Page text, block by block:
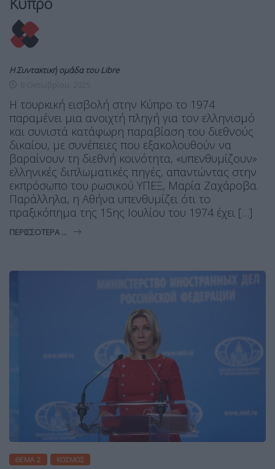
Η Συντακτική ομάδα του Libre
8 Οκτωβρίου, 2025
Η τουρκική εισβολή στην Κύπρο το 1974
παραμένει μια ανοιχτή πληγή για τον ελληνισμό
και συνιστά κατάφωρη παραβίαση του διεθνούς
δικαίου, με συνέπειες που εξακολουθούν να
βαραίνουν τη διεθνή κοινότητα, «υπενθυμίζουν»
ελληνικές διπλωματικές πηγές, απαντώντας στην
εκπρόσωπο του ρωσικού ΥΠΕΞ, Μαρία Ζαχάροβα.
Παράλληλα, η Αθήνα υπενθυμίζει ότι το
πραξικόπημα της 15ης Ιουλίου του 1974 έχει […]
ΠΕΡΙΣΣΌΤΕΡΑ ...
ΘΈΜΑ 2 ΚΌΣΜΟΣ